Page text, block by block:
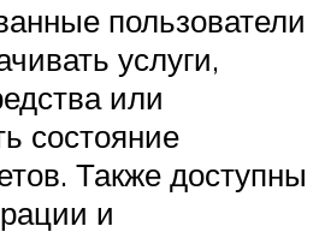
пользователи
услуги,
или
состояние
Также доступны
и